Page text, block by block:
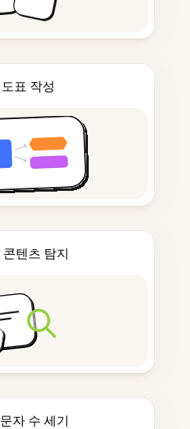
표 작성
텐츠 탐지
자 수 세기